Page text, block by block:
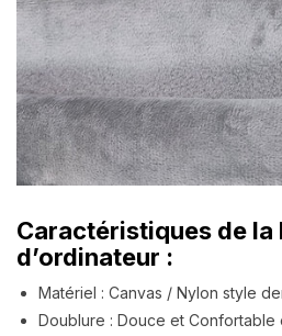
Caractéristiques de la
d’ordinateur :
Matériel : Canvas / Nylon style
Doublure : Douce et Confortable